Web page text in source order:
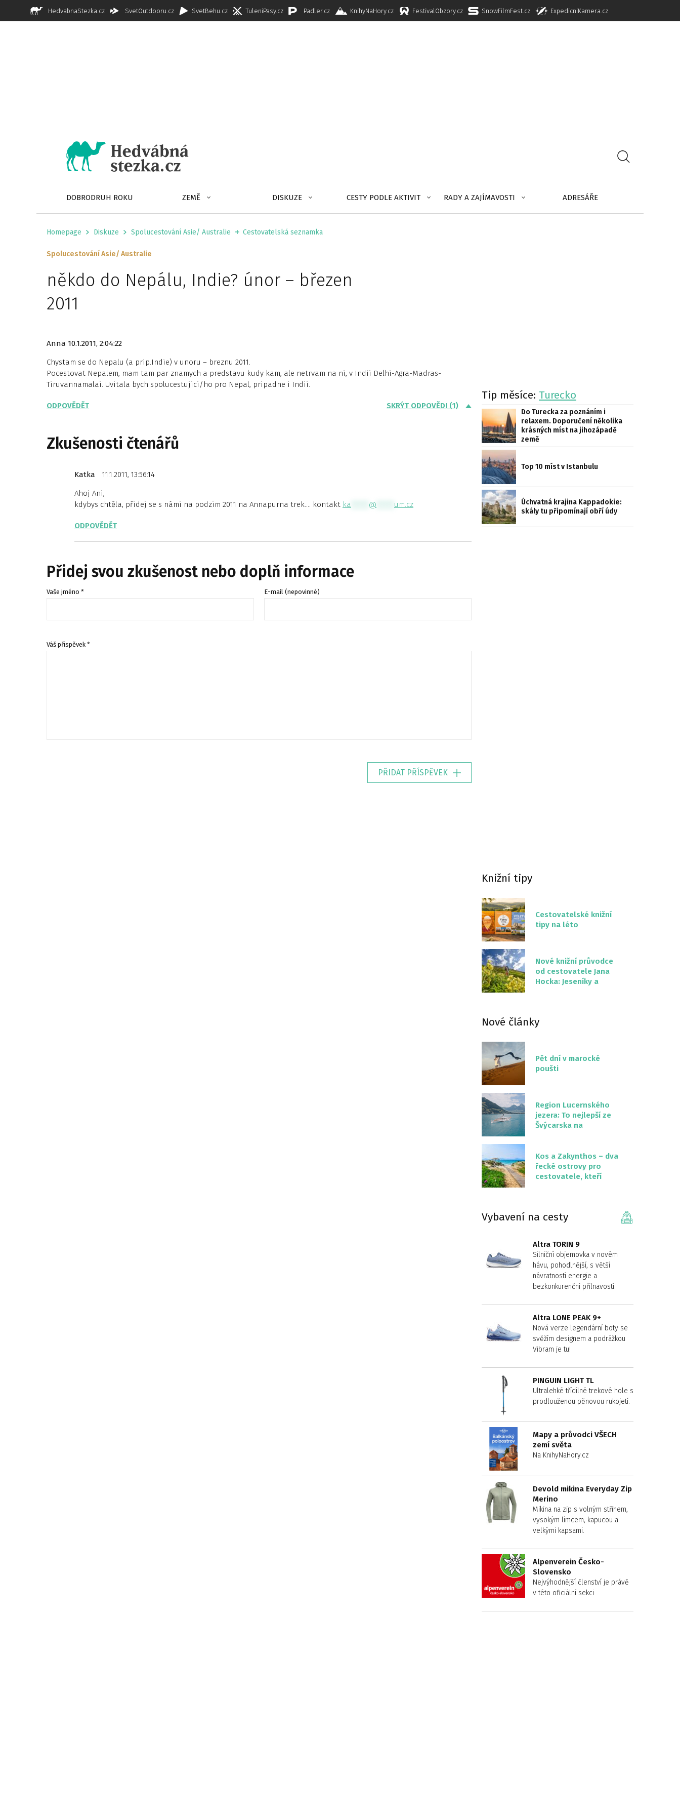
HedvabnaStezka.cz SvetOutdooru.cz SvetBehu.cz TuleniPasy.cz Padler.cz KnihyNaHory.cz FestivalObzory.cz SnowFilmFest.cz ExpedicniKamera.cz
DOBRODRUH ROKU ZEMĚ DISKUZE CESTY PODLE AKTIVIT RADY A ZAJÍMAVOSTI ADRESÁŘE
Homepage Diskuze Spolucestování Asie/ Australie Cestovatelská seznamka
Spolucestování Asie/ Australie
někdo do Nepálu, Indie? únor – březen
2011
Anna 10.1.2011, 2:04:22
Chystam se do Nepalu (a prip.Indie) v unoru – breznu 2011.
Pocestovat Nepalem, mam tam par znamych a predstavu kudy kam, ale netrvam na ni, v Indii Delhi-Agra-Madras-
Tiruvannamalai. Uvitala bych spolucestujici/ho pro Nepal, pripadne i Indii.
ODPOVĚDĚT SKRÝT ODPOVĚDI (1)
Zkušenosti čtenářů
Katka 11.1.2011, 13:56:14
Ahoj Ani,
kdybys chtěla, přidej se s námi na podzim 2011 na Annapurna trek…. kontakt ka @ um.cz
ODPOVĚDĚT
Přidej svou zkušenost nebo doplň informace
Vaše jméno * E-mail (nepovinné)
Váš příspěvek *
PŘIDAT PŘÍSPĚVEK
Tip měsíce: Turecko
Do Turecka za poznáním i
relaxem. Doporučení několika
krásných míst na jihozápadě
země
Top 10 míst v Istanbulu
Úchvatná krajina Kappadokie:
skály tu připomínají obří údy
Knižní tipy
Cestovatelské knižní
tipy na léto
Nové knižní průvodce
od cestovatele Jana
Hocka: Jeseníky a
Nové články
Pět dní v marocké
poušti
Region Lucernského
jezera: To nejlepší ze
Švýcarska na
Kos a Zakynthos – dva
řecké ostrovy pro
cestovatele, kteří
Vybavení na cesty
Altra TORIN 9
Silniční objemovka v novém
hávu, pohodlnější, s větší
návratností energie a
bezkonkurenční přilnavostí.
Altra LONE PEAK 9+
Nová verze legendární boty se
svěžím designem a podrážkou
Vibram je tu!
PINGUIN LIGHT TL
Ultralehké třídílné trekové hole s
prodlouženou pěnovou rukojetí.
Mapy a průvodci VŠECH
zemí světa
Na KnihyNaHory.cz
Devold mikina Everyday Zip
Merino
Mikina na zip s volným střihem,
vysokým límcem, kapucou a
velkými kapsami.
Alpenverein Česko-
Slovensko
Nejvýhodnější členství je právě
v této oficiální sekci